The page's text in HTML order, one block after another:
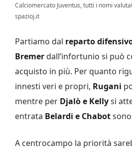
Calciomercato Juventus, tutti i nomi
spazioj.it
Partiamo dal reparto
Bremer dall’infortunio si può
acquisto in più. Per quanto
innesti veri e propri, Rugani
mentre per Djalò e Kellysi
entrata Belardi e Chabot
A centrocampo la priorità